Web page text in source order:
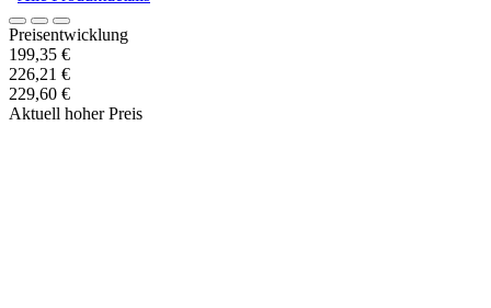
Preisentwicklung
199,35 €
226,21 €
229,60 €
Aktuell hoher Preis